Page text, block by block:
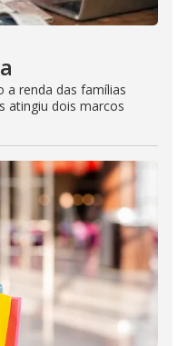
a renda das famílias
atingiu dois marcos